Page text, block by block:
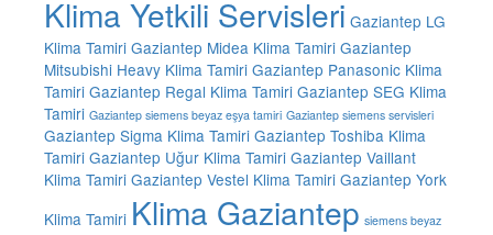
Klima Yetkili Servisleri Gaziantep LG
Klima Tamiri Gaziantep Midea Klima Tamiri Gaziantep
Mitsubishi Heavy Klima Tamiri Gaziantep Panasonic Klima
Tamiri Gaziantep Regal Klima Tamiri Gaziantep SEG Klima
Tamiri Gaziantep siemens beyaz eşya tamiri Gaziantep siemens servisleri
Gaziantep Sigma Klima Tamiri Gaziantep Toshiba Klima
Tamiri Gaziantep Uğur Klima Tamiri Gaziantep Vaillant
Klima Tamiri Gaziantep Vestel Klima Tamiri Gaziantep York
Klima Tamiri Klima Gaziantep siemens beyaz